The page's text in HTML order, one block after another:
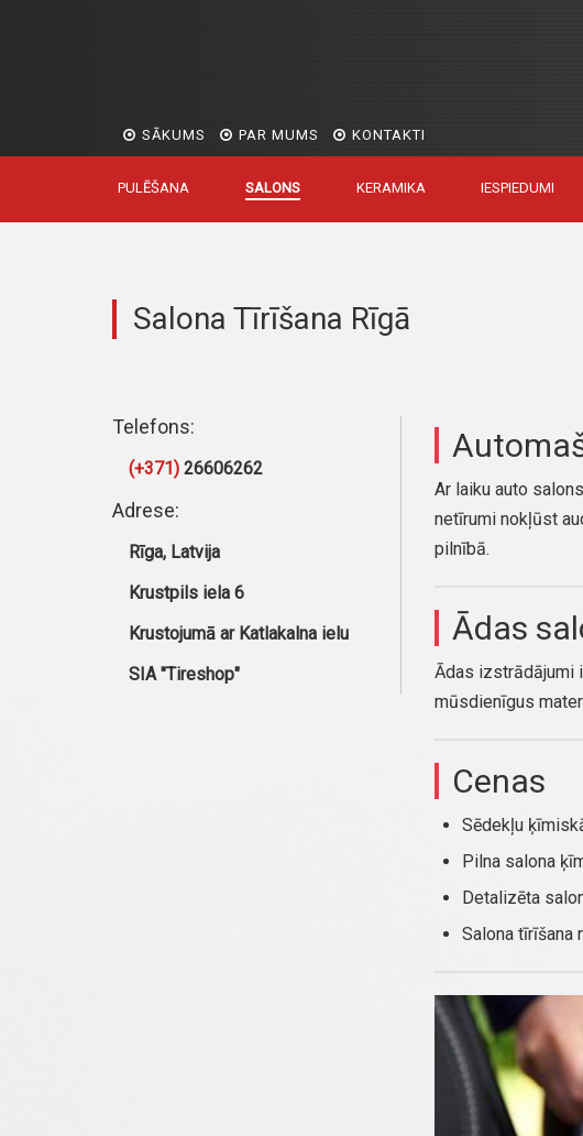
SĀKUMS PAR MUMS KONTAKTI
PULĒŠANA SALONS KERAMIKA IESPIEDUMI
Salona Tīrīšana Rīgā
Telefons:
(+371) 26606262
Adrese:
Rīga, Latvija
Krustpils iela 6
Krustojumā ar Katlakalna ielu
SIA "Tireshop"
Ar laiku auto
netīrumi nokļūst
pilnībā.
Ādas
Ādas izstrādājumi
mūsdienīgus
Cenas
Sēdekļu
Pilna salona
Detalizēta
Salona tīrīšana